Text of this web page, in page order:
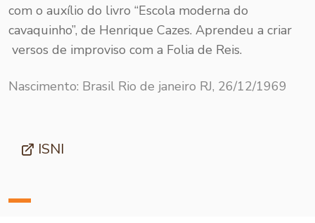
com o auxílio do livro “Escola moderna do
cavaquinho”, de Henrique Cazes. Aprendeu a criar
versos de improviso com a Folia de Reis.
Nascimento: Brasil Rio de janeiro RJ, 26/12/1969
ISNI